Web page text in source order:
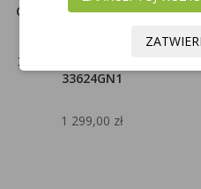
GROHE ESSENCE BATERIA
PRYSZNICOWA ŚCIENNA
ZŁOTO SZCZOTKOWANE
33624GN1
1 299,00 zł